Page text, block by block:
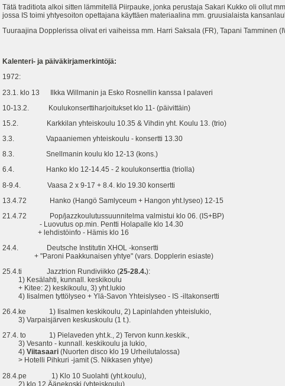
Tätä traditiota alkoi sitten lämmitellä Piirpauke, jonka perustaja Sakari Kukko oli ollut
jossa IS toimi yhtyesoiton opettajana käyttäen materiaalina mm. gruusialaista
Tuuraajina Dopplerissa olivat eri vaiheissa mm. Harri Saksala (FR), Tapani Tamminen
Kalenteri- ja päiväkirjamerkintöjä:
1972:
23.1. klo 13 Ilkka Willmanin ja Esko Rosnellin kanssa I palaveri
10-13.2. Koulukonserttiharjoitukset klo 11- (päivittäin)
15.2. Karkkilan yhteiskoulu 10.35 & Vihdin yht. Koulu 13. (trio)
3.3. Vapaaniemen yhteiskoulu - konsertti 13.30
8.3. Snellmanin koulu klo 12-13 (kons.)
6.4. Hanko klo 12-14.45 - 2 koulukonserttia (triolla)
8-9.4. Vaasa 2 x 9-17 + 8.4. klo 19.30 konsertti
13.4.72 Hanko (Hangö Samlyceum + Hangon yht.lyseo) 12-15
21.4.72 Pop/jazzkoulutussuunnitelma valmistui klo 06. (IS+BP)
- Luovutus op.min. Pentti Holapalle klo 14.30
+ lehdistöinfo - Hämis klo 16
24.4. Deutsche Institutin XHOL -konsertti
+ "Paroni Paakkunaisen yhtye" (vars. Dopplerin esiaste)
25.4.ti Jazztrion Rundiviikko (25-28.4.):
1) Kesälahti, kunnall. keskikoulu
+ Kitee: 2) keskikoulu, 3) yht.lukio
4) Iisalmen tyttölyseo + Ylä-Savon Yhteislyseo - IS -iltakonsertti
26.4.ke 1) Iisalmen keskikoulu, 2) Lapinlahden yhteislukio,
3) Varpaisjärven keskuskoulu (1 t.).
27.4. to 1) Pielaveden yht.k., 2) Tervon kunn.keskik.,
3) Vesanto - kunnall. keskikoulu ja lukio,
4) Viitasaari (Nuorten disco klo 19 Urheilutalossa)
> Hotelli Pihkuri -jamit (S. Nikkasen yhtye)
28.4.pe 1) Klo 10 Suolahti (yht.koulu),
2) klo 12 Äänekoski (yhteiskoulu)